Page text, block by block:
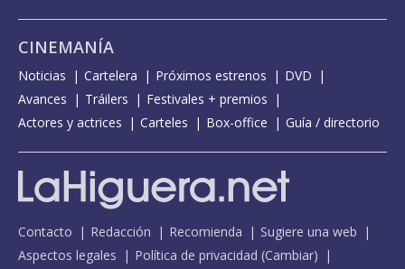
CINEMANÍA
Noticias Cartelera Próximos estrenos
DVD
Avances
Tráilers
Festivales + premios
Actores y actrices
Carteles Box-office Guía / directorio
Contacto Redacción Recomienda
Sugiere una web
Aspectos legales
Política de privacidad (Cambiar)